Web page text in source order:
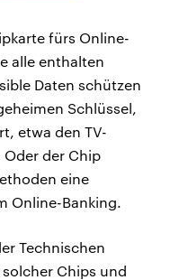
fürs Online-
alle enthalten
Daten schützen
Schlüssel,
etwa den TV-
Oder der Chip
eine
Online-Banking.
Technischen
Chips und